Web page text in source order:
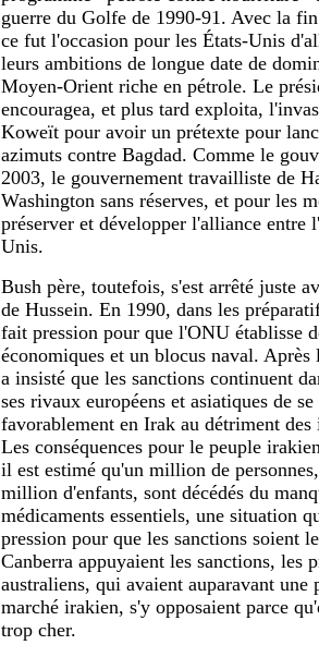
guerre du Golfe de 1990-91. Avec la
ce fut l'occasion pour les États-Unis
leurs ambitions de longue date de
Moyen-Orient riche en pétrole. Le
encouragea, et plus tard exploita,
Koweït pour avoir un prétexte pour
azimuts contre Bagdad. Comme le
2003, le gouvernement travailliste de
Washington sans réserves, et pour les
préserver et développer l'alliance entre
Unis.
Bush père, toutefois, s'est arrêté juste
de Hussein. En 1990, dans les
fait pression pour que l'ONU établisse
économiques et un blocus naval. Après
a insisté que les sanctions continuent
ses rivaux européens et asiatiques de
favorablement en Irak au détriment des
Les conséquences pour le peuple
il est estimé qu'un million de
million d'enfants, sont décédés du
médicaments essentiels, une situation
pression pour que les sanctions soient
Canberra appuyaient les sanctions, les
australiens, qui avaient auparavant une
marché irakien, s'y opposaient parce
trop cher.